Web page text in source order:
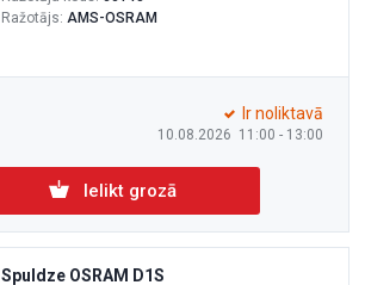
Ražotājs: AMS-OSRAM
10.08.2026 11:00 - 13:00
Ir noliktavā
Ielikt grozā
Spuldze OSRAM D1S